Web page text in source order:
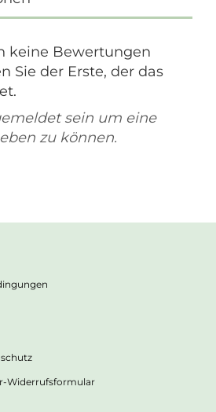
keine Bewertungen
Sie der Erste, der das
sein um eine
zu können.
Widerrufsformular